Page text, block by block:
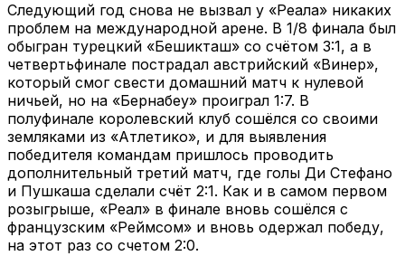
Следующий год снова не вызвал у «Реала» никаких
проблем на международной арене. В 1/8 финала был
обыгран турецкий «Бешикташ» со счётом 3:1, а в
четвертьфинале пострадал австрийский «Винер»,
который смог свести домашний матч к нулевой
ничьей, но на «Бернабеу» проиграл 1:7. В
полуфинале королевский клуб сошёлся со своими
земляками из «Атлетико», и для выявления
победителя командам пришлось проводить
дополнительный третий матч, где голы Ди Стефано
и Пушкаша сделали счёт 2:1. Как и в самом первом
розыгрыше, «Реал» в финале вновь сошёлся с
французским «Реймсом» и вновь одержал победу,
на этот раз со счетом 2:0.